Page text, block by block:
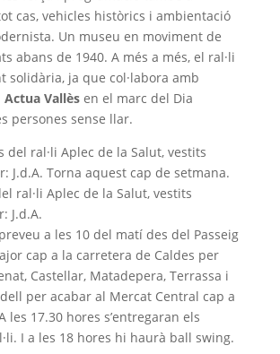
cas, vehicles històrics i ambientació
Un museu en moviment de
abans de 1940. A més a més, el ral·li
solidària, ja que col·labora amb
Actua Vallèsen el marc del Dia
persones sense llar.
ral·li Aplec de la Salut, vestits
J.d.A.
a les 10 del matí des del Passeig
cap a la carretera de Caldes per
Castellar, Matadepera, Terrassa i
per acabar al Mercat Central cap a
les 17.30 hores s’entregaran els
I a les 18 hores hi haurà ball swing.